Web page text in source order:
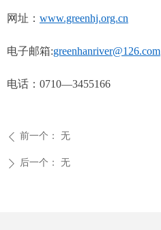
网址： www.greenhj.org.cn
电子邮箱:greenhanriver@126.com
电话：0710—3455166
ꄴ 前一个： 无
ꄲ 后一个： 无